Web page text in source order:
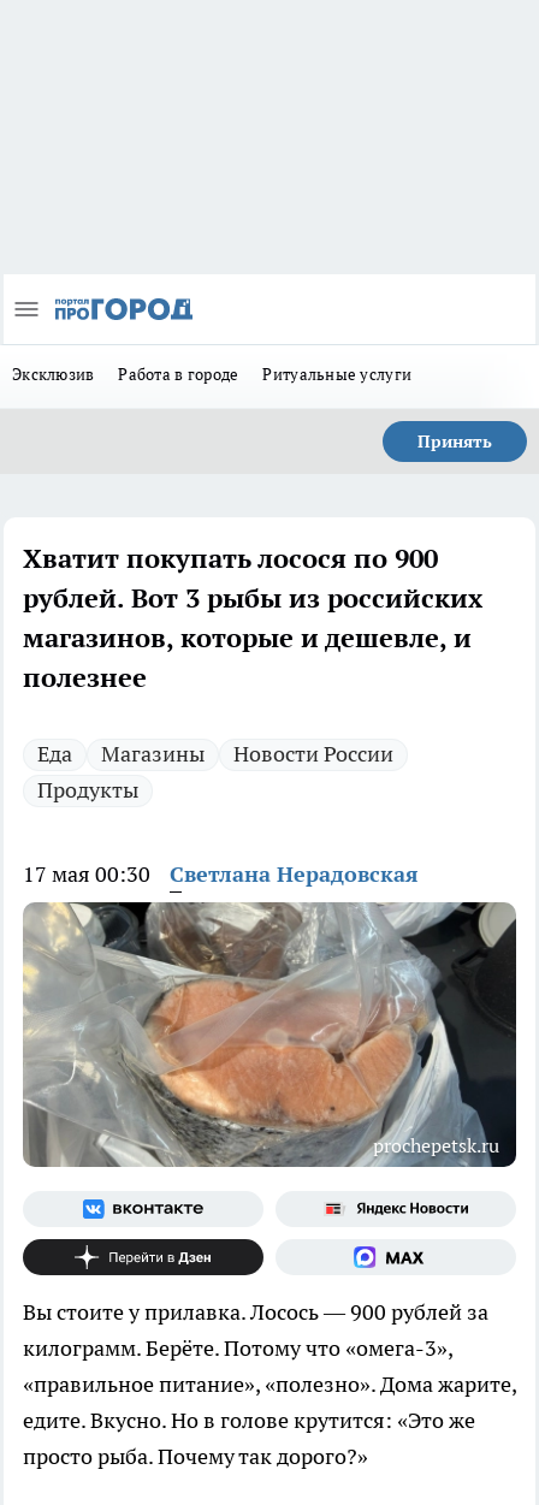
Эксклюзив Работа в городе Ритуальные услуги
Принять
Хватит покупать лосося по 900
рублей. Вот 3 рыбы из российских
магазинов, которые и дешевле, и
полезнее
Еда Магазины
Новости России
Продукты
17 мая 00:30 Светлана Нерадовская
prochepetsk.ru
Вы стоите у прилавка. Лосось — 900 рублей за
килограмм. Берёте. Потому что «омега-3»,
«правильное питание», «полезно». Дома жарите,
едите. Вкусно. Но в голове крутится: «Это же
просто рыба. Почему так дорого?»